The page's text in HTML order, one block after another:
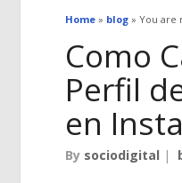
Home » blog » You are
Como
Perfil
en
By sociodigital |